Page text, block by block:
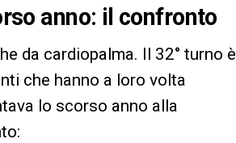
anno: il confronto
da cardiopalma. Il 32° turno è
che hanno a loro volta
lo scorso anno alla